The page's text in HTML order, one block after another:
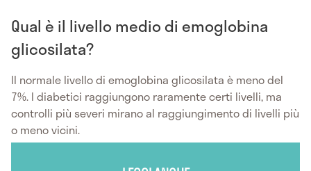
Qual è il livello medio di emoglobina
glicosilata?
Il normale livello di emoglobina glicosilata è meno del
7%. I diabetici raggiungono raramente certi livelli, ma
controlli più severi mirano al raggiungimento di livelli più
o meno vicini.